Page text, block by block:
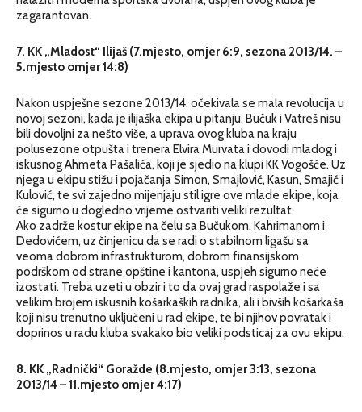
zagarantovan.
7. KK „Mladost“ Ilijaš (7.mjesto, omjer 6:9, sezona 2013/14. –
5.mjesto omjer 14:8)
Nakon uspješne sezone 2013/14. očekivala se mala revolucija u
novoj sezoni, kada je ilijaška ekipa u pitanju. Bučuk i Vatreš nisu
bili dovoljni za nešto više, a uprava ovog kluba na kraju
polusezone otpušta i trenera Elvira Murvata i dovodi mladog i
iskusnog Ahmeta Pašalića, koji je sjedio na klupi KK Vogošće. Uz
njega u ekipu stižu i pojačanja Simon, Smajlović, Kasun, Smajić i
Kulović, te svi zajedno mijenjaju stil igre ove mlade ekipe, koja
će sigurno u dogledno vrijeme ostvariti veliki rezultat.
Ako zadrže kostur ekipe na čelu sa Bučukom, Kahrimanom i
Dedovićem, uz činjenicu da se radi o stabilnom ligašu sa
veoma dobrom infrastrukturom, dobrom finansijskom
podrškom od strane opštine i kantona, uspjeh sigurno neće
izostati. Treba uzeti u obzir i to da ovaj grad raspolaže i sa
velikim brojem iskusnih košarkaških radnika, ali i bivših košarkaša
koji nisu trenutno uključeni u rad ekipe, te bi njihov povratak i
doprinos u radu kluba svakako bio veliki podsticaj za ovu ekipu.
8. KK „Radnički“ Goražde (8.mjesto, omjer 3:13, sezona
2013/14 – 11.mjesto omjer 4:17)